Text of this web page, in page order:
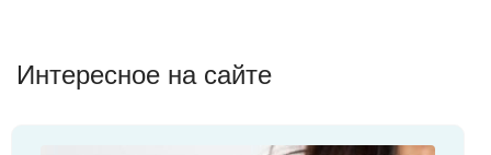
Интересное на сайте